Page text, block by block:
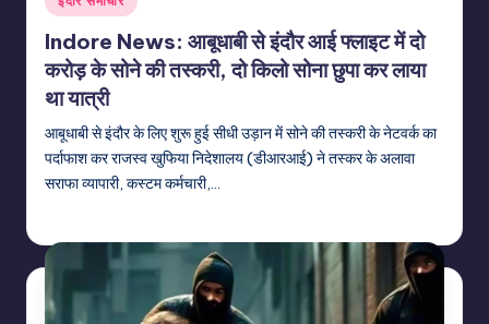
in
Indore News: आबूधाबी से इंदौर आई फ्लाइट में दो
करोड़ के सोने की तस्करी, दो किलो सोना छुपा कर लाया
था यात्री
आबूधाबी से इंदौर के लिए शुरू हुई सीधी उड़ान में सोने की तस्करी के नेटवर्क का
पर्दाफाश कर राजस्व खुफिया निदेशालय (डीआरआई) ने तस्कर के अलावा
सराफा व्यापारी, कस्टम कर्मचारी,…